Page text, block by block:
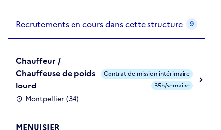
Recrutements en cours dans cette structure 9
Chauffeur /
Chauffeuse de poids
lourd
Montpellier (34)
Contrat de mission intérimaire
35h/semaine
MENUISIER